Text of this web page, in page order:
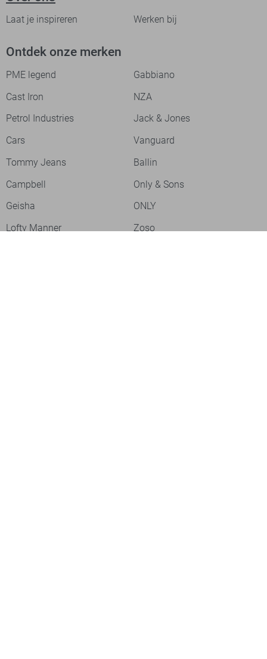
Laat je inspireren Werken bij
Ontdek onze merken
PME legend
Gabbiano
Cast Iron
NZA
Petrol Industries
Jack & Jones
Cars
Vanguard
Tommy Jeans
Ballin
Campbell
Only & Sons
Geisha
ONLY
Lofty Manner
Zoso